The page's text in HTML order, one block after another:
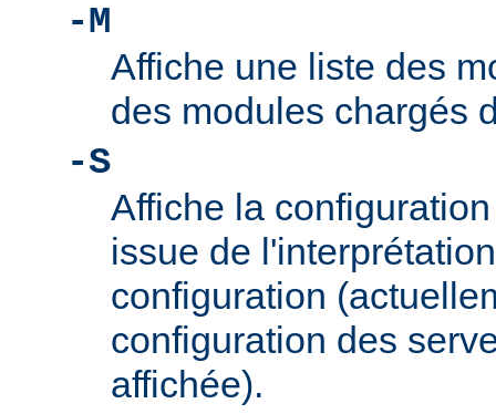
-M
Affiche une liste des
des modules chargés
-S
Affiche la
issue de
configuration
configuration des
affichée).